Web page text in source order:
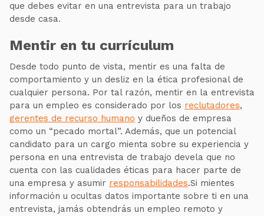
que debes evitar en una entrevista para un trabajo
desde casa.
Mentir en tu currículum
Desde todo punto de vista, mentir es una falta de
comportamiento y un desliz en la ética profesional de
cualquier persona. Por tal razón, mentir en la entrevista
para un empleo es considerado por los reclutadores,
gerentes de recurso humano y dueños de empresa
como un “pecado mortal”. Además, que un potencial
candidato para un cargo mienta sobre su experiencia y
persona en una entrevista de trabajo devela que no
cuenta con las cualidades éticas para hacer parte de
una empresa y asumir responsabilidades.Si mientes
información u ocultas datos importante sobre ti en una
entrevista, jamás obtendrás un empleo remoto y